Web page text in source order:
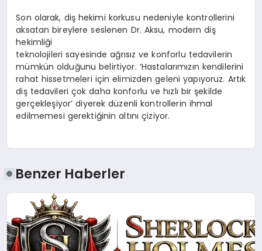
Son olarak, diş hekimi korkusu nedeniyle kontrollerini
aksatan bireylere seslenen Dr. Aksu, modern diş
hekimliği
teknolojileri sayesinde ağrısız ve konforlu tedavilerin
mümkün olduğunu belirtiyor. ‘Hastalarımızın kendilerini
rahat hissetmeleri için elimizden geleni yapıyoruz. Artık
diş tedavileri çok daha konforlu ve hızlı bir şekilde
gerçekleşiyor’ diyerek düzenli kontrollerin ihmal
edilmemesi gerektiğinin altını çiziyor.
Benzer Haberler